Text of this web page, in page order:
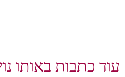
עוד כתבות באותו